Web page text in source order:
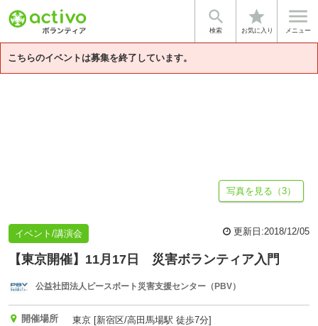

検索
star
お気に入り

メニュー
こちらのイベントは募集を終了しています。
基本情報 募集詳細 法人情報
写真を見る（3）
イベント/講演会 更新日:2018/12/05
【東京開催】11月17日 災害ボランティア入門
公益社団法人ピースボート災害支援センター（PBV）
開催場所
東京 [新宿区/高田馬場駅 徒歩7分]